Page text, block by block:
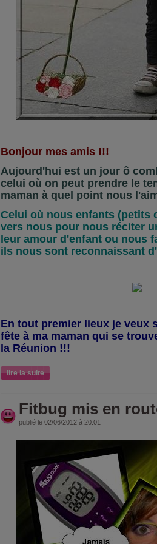
Bonjour mes amis !!!
Aujourd'hui est un jour ô
celui où on peut prendre le
maman à quel point nous
Celui où nous enfants (petits
vers nous pour nous réciter
leur amour d'enfant ou nous
ils nous sont reconnaissant
En tout premier lieux je veux
fête à ma maman qui se
la Réunion !!!
lire la suite
Fitbug mis en
publié le 02/06/2012 à 20:01